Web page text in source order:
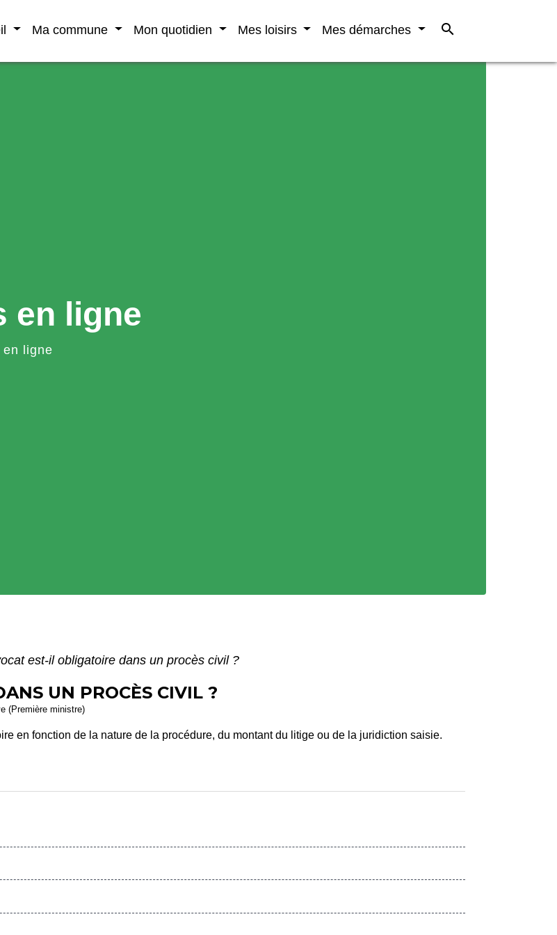
Ma commune Mon quotidien Mes loisirs Mes démarches search
en ligne
en ligne
est-il obligatoire dans un procès civil ?
UN PROCÈS CIVIL ?
(Première ministre)
en fonction de la nature de la procédure, du montant du litige ou de la juridiction saisie.